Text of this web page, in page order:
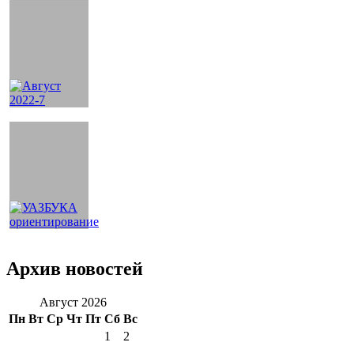
Архив новостей
Август 2026
Пн Вт Ср Чт Пт Сб Вс
1
2